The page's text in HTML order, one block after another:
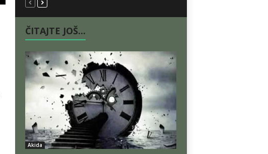
ČITAJTE JOŠ...
Akida